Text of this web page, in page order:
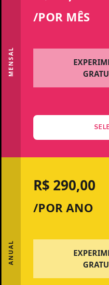
MENSAL
/POR MÊS
ANUAL
R$ 290,00
/POR ANO